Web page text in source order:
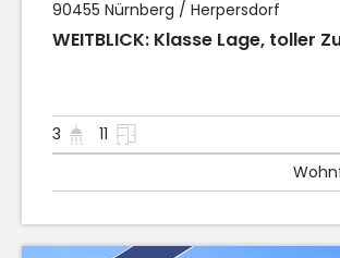
90455 Nürnberg / Herpersdorf
WEITBLICK: Klasse Lage, toller
3
11